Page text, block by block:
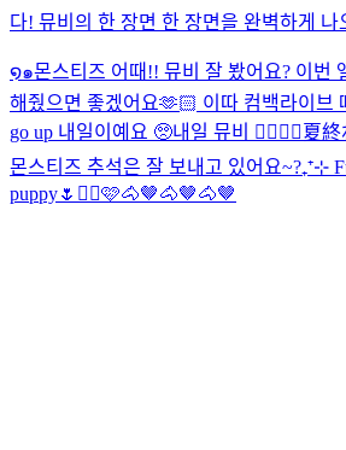
다! 뮤비의 한 장면 한 장면을 완벽하게 나
໑๑몬스티즈 어때!! 뮤비 잘 봤어요? 이번
해줬으면 좋겠어요🫶🏻 이따 컴백라이브
go up 내일이예요 🥺내일 뮤비 ❤️‍🔥❤️‍🔥夏
몬스티즈 추석은 잘 보내고 있어요~?₊⁺⊹
puppy🌷 ✌🏻🩷🐴🤎🐴🤎🐴🤎